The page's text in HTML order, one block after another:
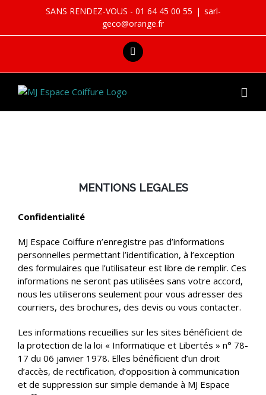
content
SANS RENDEZ-VOUS - 01 64 45 00 55 | sarl-
geco@orange.fr
facebook
MENTIONS LEGALES
Confidentialité
MJ Espace Coiffure n’enregistre pas d’informations
personnelles permettant l’identification, à l’exception
des formulaires que l’utilisateur est libre de remplir. Ces
informations ne seront pas utilisées sans votre accord,
nous les utiliserons seulement pour vous adresser des
courriers, des brochures, des devis ou vous contacter.
Les informations recueillies sur les sites bénéficient de
la protection de la loi « Informatique et Libertés » n° 78-
17 du 06 janvier 1978. Elles bénéficient d’un droit
d’accès, de rectification, d’opposition à communication
et de suppression sur simple demande à MJ Espace